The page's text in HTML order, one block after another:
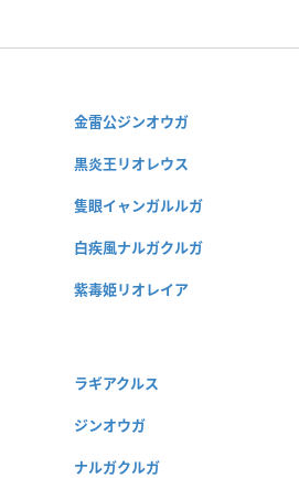
金雷公ジンオウガ
黒炎王リオレウス
隻眼イャンガルルガ
白疾風ナルガクルガ
紫毒姫リオレイア
ラギアクルス
ジンオウガ
ナルガクルガ